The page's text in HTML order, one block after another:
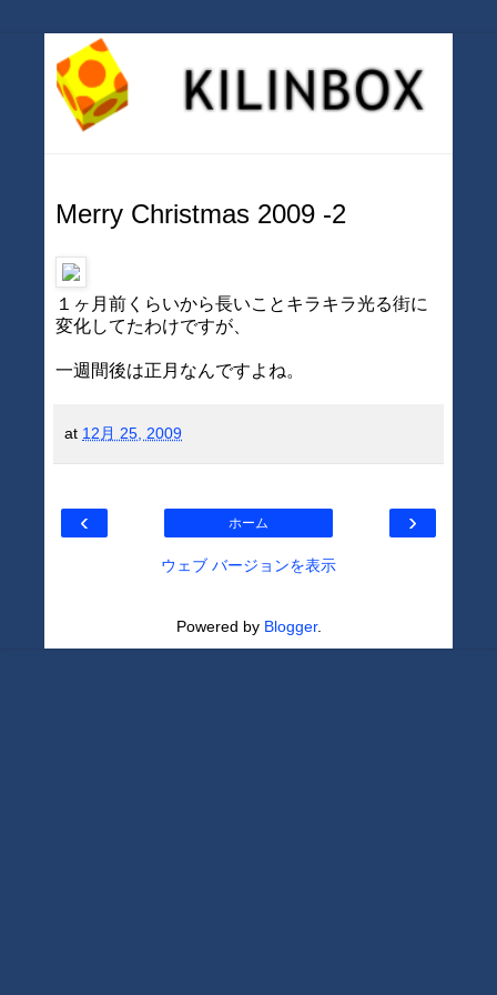
Merry Christmas 2009 -2
１ヶ月前くらいから長いことキラキラ光る街に
変化してたわけですが、
一週間後は正月なんですよね。
at 12月 25, 2009
‹ ›
ホーム
ウェブ バージョンを表示
Powered by Blogger.